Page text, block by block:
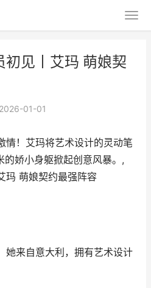
初见丨艾玛 萌娘契
01-01
情！艾玛将艺术设计的灵动笔
的娇小身躯掀起创意风暴。,
玛 萌娘契约最强阵容
来自意大利，拥有艺术设计